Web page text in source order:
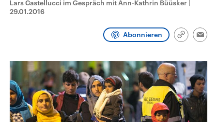
und Kandidaten der anstehenden
Wahl.
Lars Castellucci im Gespräch mit Ann-Kathrin Büüsker |
29.01.2016
Abonnieren
Link